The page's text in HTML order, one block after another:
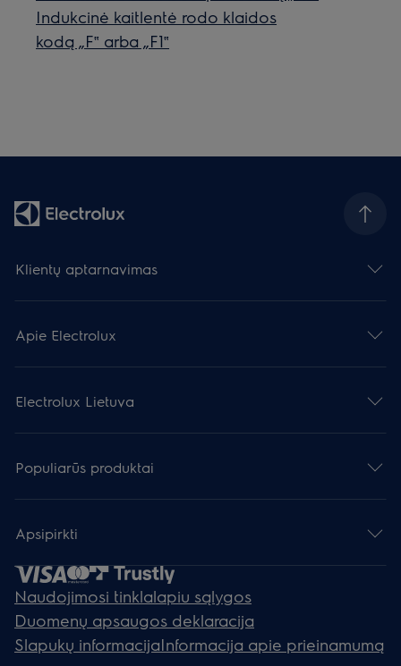
Indukcinė kaitlentė rodo klaidos
kodą „F‟ arba „F1‟
Klientų aptarnavimas
Apie Electrolux
Electrolux Lietuva
Populiarūs produktai
Apsipirkti
Naudojimosi tinklalapiu sąlygos
Duomenų apsaugos deklaracija
Slapukų informacijaInformacija apie prieinamumą